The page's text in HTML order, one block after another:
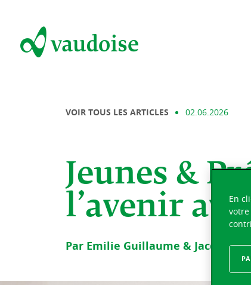
VOIR TOUS LES ARTICLES 02.06.2026
Jeunes &
l’avenir
Par Emilie Guillaume &
En